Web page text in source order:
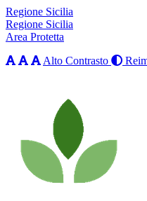
Regione Sicilia
Regione Sicilia
Area Protetta
Alto Contrasto